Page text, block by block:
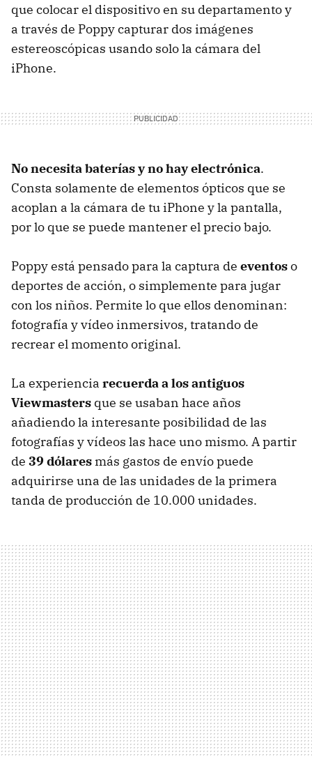
que colocar el dispositivo en su departamento y
a través de Poppy capturar dos imágenes
estereoscópicas usando solo la cámara del
iPhone.
No necesita baterías y no hay electrónica.
Consta solamente de elementos ópticos que se
acoplan a la cámara de tu iPhone y la pantalla,
por lo que se puede mantener el precio bajo.
Poppy está pensado para la captura de eventoso
deportes de acción, o simplemente para jugar
con los niños. Permite lo que ellos denominan:
fotografía y vídeo inmersivos, tratando de
recrear el momento original.
La experiencia recuerda a los antiguos
Viewmasters que se usaban hace años
añadiendo la interesante posibilidad de las
fotografías y vídeos las hace uno mismo. A partir
de 39 dólares más gastos de envío puede
adquirirse una de las unidades de la primera
tanda de producción de 10.000 unidades.